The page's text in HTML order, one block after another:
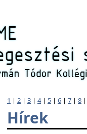
1 | 2 | 3 | 4| 5 | 6 | 7 | 8
Hírek